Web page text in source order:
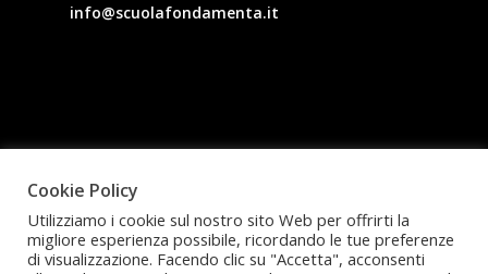
info@scuolafondamenta.it
Cookie Policy
Utilizziamo i cookie sul nostro sito Web per offrirti la
migliore esperienza possibile, ricordando le tue preferenze
di visualizzazione. Facendo clic su "Accetta", acconsenti